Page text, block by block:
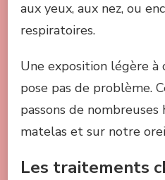
aux yeux, aux nez, ou
respiratoires.
Une exposition légère à
pose pas de problème.
passons de
matelas et sur notre
Les traitements